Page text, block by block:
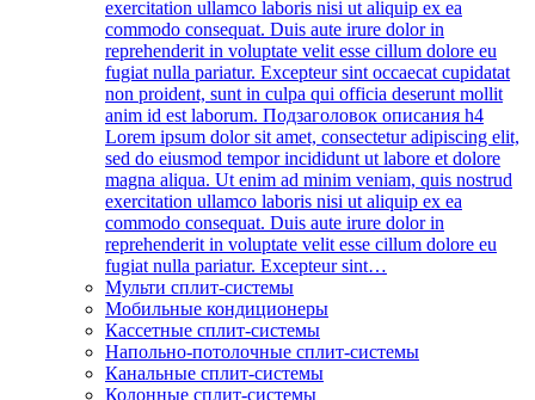
exercitation ullamco laboris nisi ut aliquip ex ea
commodo consequat. Duis aute irure dolor in
reprehenderit in voluptate velit esse cillum dolore eu
fugiat nulla pariatur. Excepteur sint occaecat cupidatat
non proident, sunt in culpa qui officia deserunt mollit
anim id est laborum. Подзаголовок описания h4
Lorem ipsum dolor sit amet, consectetur adipiscing elit,
sed do eiusmod tempor incididunt ut labore et dolore
magna aliqua. Ut enim ad minim veniam, quis nostrud
exercitation ullamco laboris nisi ut aliquip ex ea
commodo consequat. Duis aute irure dolor in
reprehenderit in voluptate velit esse cillum dolore eu
fugiat nulla pariatur. Excepteur sint…
Мульти сплит-системы
Мобильные кондиционеры
Кассетные сплит-системы
Напольно-потолочные сплит-системы
Канальные сплит-системы
Колонные сплит-системы